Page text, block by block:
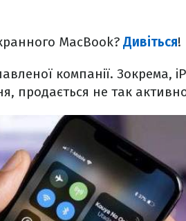
MacBook? Дивіться!
компанії. Зокрема,
продається не так